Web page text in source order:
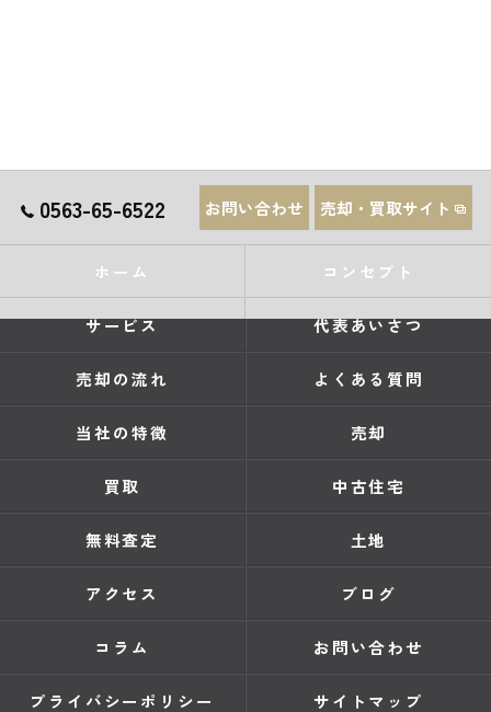
0563-65-6522 お問い合わせ 売却・買取サイト
ホーム コンセプト
サービス 代表あいさつ
売却の流れ よくある質問
当社の特徴 売却
買取 中古住宅
無料査定 土地
アクセス ブログ
コラム お問い合わせ
プライバシーポリシー サイトマップ